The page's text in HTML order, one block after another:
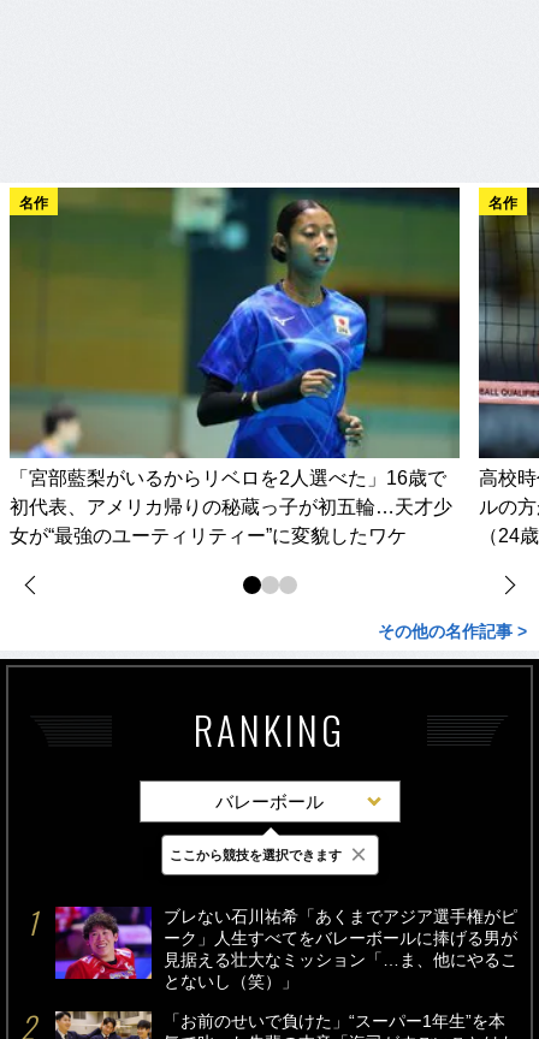
名作
「宮部藍梨がいるからリベロを2人選べた」16歳で
初代表、アメリカ帰りの秘蔵っ子が初五輪…天才少
女が“最強のユーティリティー”に変貌したワケ
名作
高校
ルの
（24
その他の名作記事 >
RANKING
バレーボール
最新 24時間 週間
ブレない石川祐希「あくまでアジア選手権がピ
ーク」人生すべてをバレーボールに捧げる男が
見据える壮大なミッション「…ま、他にやるこ
とないし（笑）」
「お前のせいで負けた」“スーパー1年生”を本
ここから競技を選択できます ×